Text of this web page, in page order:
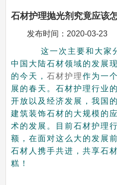
石材护理抛光剂究竟应该
发布时间： 2020-03-23
这一次主要和大家
中国大陆石材领域的发展
的今天，石材护理作为一
展的春天。石材护理行业
开放以及经济发展，我国
建筑装饰石材的大规模的
术的发展。目前石材护理
额，在面对这么大的发展
石材人携手共进，共享石
糕！